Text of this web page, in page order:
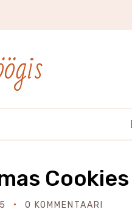
Cookies
0 KOMMENTAARI